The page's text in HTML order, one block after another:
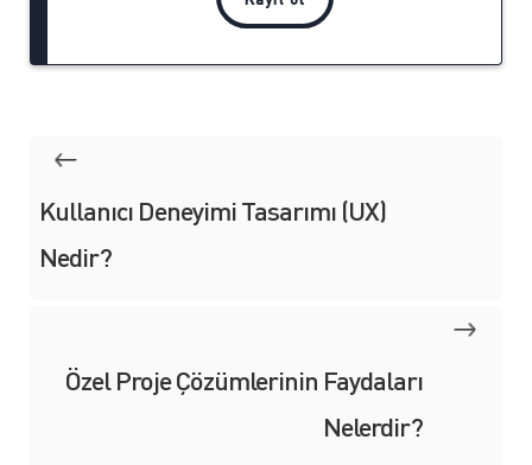
Kullanıcı Deneyimi Tasarımı (UX)
Nedir?
Özel Proje Çözümlerinin Faydaları
Nelerdir?